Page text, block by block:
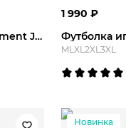
Футболка игровая 2DROTS Element Jersey
1 990 ₽
ML XL 2XL 3XL
Новинка